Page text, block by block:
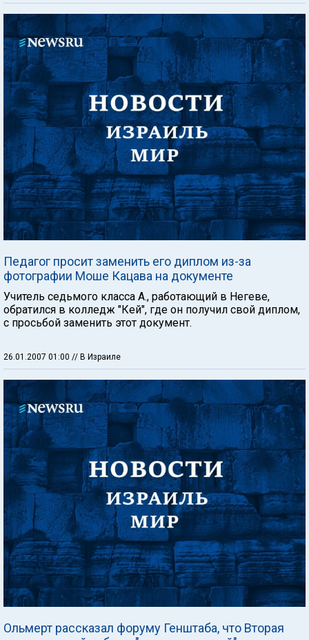
Педагог просит заменить его диплом из-за
фотографии Моше Кацава на документе
Учитель седьмого класса А., работающий в Негеве,
обратился в колледж "Кей", где он получил свой диплом,
с просьбой заменить этот документ.
26.01.2007 01:00 // В Израиле
Ольмерт рассказал форуму Генштаба, что Вторая